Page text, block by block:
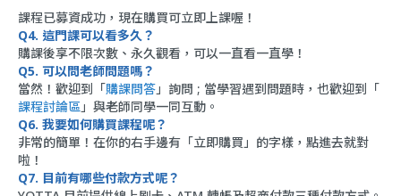
課程已募資成功，現在購買可立即上課喔！
Q4. 這門課可以看多久？
購課後享不限次數、永久觀看，可以一直看一直學！
Q5. 可以問老師問題嗎？
當然！歡迎到「購課問答」詢問 ; 當學習遇到問題時，也歡迎到「
課程討論區 」與老師同學一同互動。
Q6. 我要如何購買課程呢？
非常的簡單！在你的右手邊有「立即購買」的字樣，點進去就對
啦！
Q7. 目前有哪些付款方式呢？